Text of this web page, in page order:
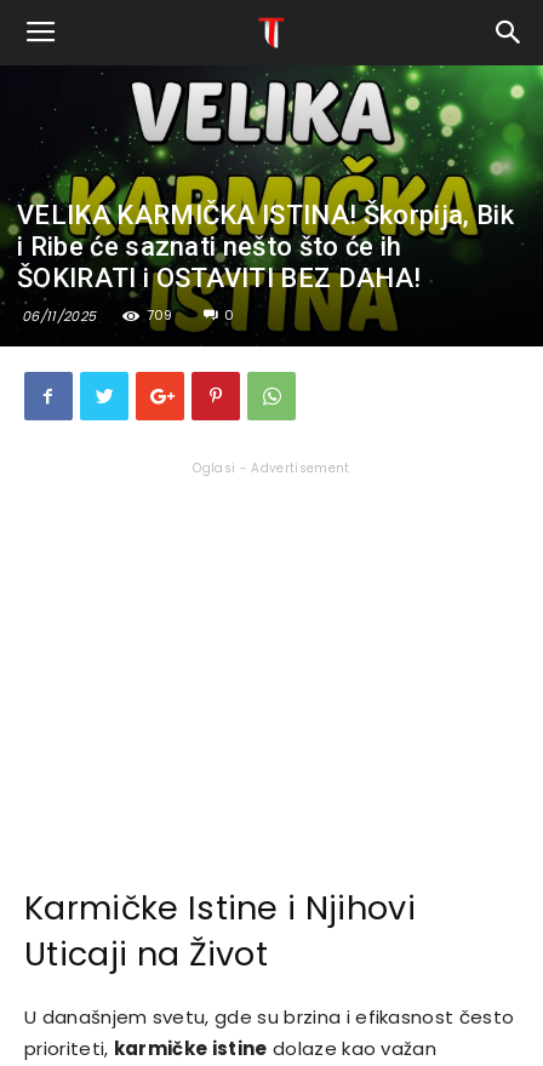
VELIKA KARMIČKA ISTINA! Škorpija, Bik
i Ribe će saznati nešto što će ih
ŠOKIRATI i OSTAVITI BEZ DAHA!
06/11/2025 709 0
Oglasi - Advertisement
Karmičke Istine i Njihovi
Uticaji na Život
U današnjem svetu, gde su brzina i efikasnost često
prioriteti, karmičke istine dolaze kao važan